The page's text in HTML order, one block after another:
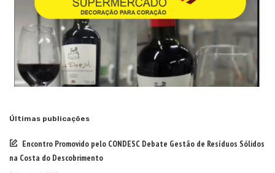
Últimas publicações
Encontro Promovido pelo CONDESC Debate Gestão de Resíduos Sólidos
na Costa do Descobrimento